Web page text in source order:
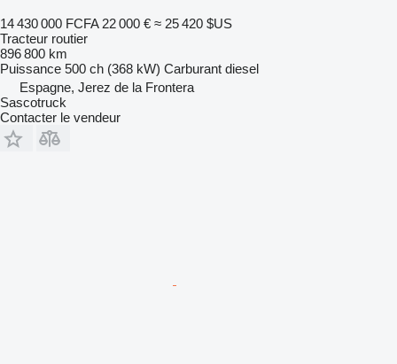
14 430 000 FCFA 22 000 € ≈ 25 420 $US
Tracteur routier
896 800 km
Puissance 500 ch (368 kW) Carburant diesel
Espagne, Jerez de la Frontera
Sascotruck
Contacter le vendeur